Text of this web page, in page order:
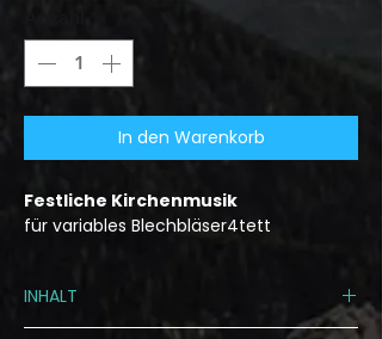
In den Warenkorb
Festliche Kirchenmusik
für variables Blechbläser4tett
INHALT